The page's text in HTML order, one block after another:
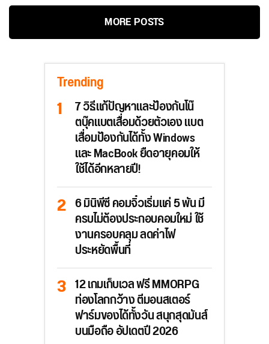
MORE POSTS
Trending
7 วิธีแก้ปัญหาและป้องกันโน๊
ตบุ๊คแบตเสื่อมด้วยตัวเอง แบต
เสื่อมป้องกันได้ทั้ง Windows
และ MacBook ยืดอายุคอมให้
ใช้ได้อีกหลายปี!
6 มินิพีซี คอมจิ๋วเริ่มแค่ 5 พัน มี
ครบไม่ต้องประกอบคอมใหม่ ใช้
งานครอบคลุม ลดค่าไฟ
ประหยัดพื้นที่
12 เกมเก็บเวล ฟรี MMORPG
ท่องโลกกว้าง ตีมอนสเตอร์
ฟาร์มของได้ทั้งวัน สนุกสุดมันส์
บนมือถือ อัปเดตปี 2026